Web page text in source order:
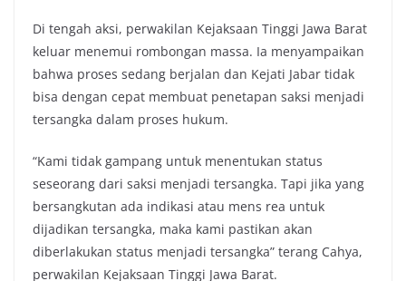
Di tengah aksi, perwakilan Kejaksaan Tinggi Jawa Barat
keluar menemui rombongan massa. Ia menyampaikan
bahwa proses sedang berjalan dan Kejati Jabar tidak
bisa dengan cepat membuat penetapan saksi menjadi
tersangka dalam proses hukum.
“Kami tidak gampang untuk menentukan status
seseorang dari saksi menjadi tersangka. Tapi jika yang
bersangkutan ada indikasi atau mens rea untuk
dijadikan tersangka, maka kami pastikan akan
diberlakukan status menjadi tersangka” terang Cahya,
perwakilan Kejaksaan Tinggi Jawa Barat.